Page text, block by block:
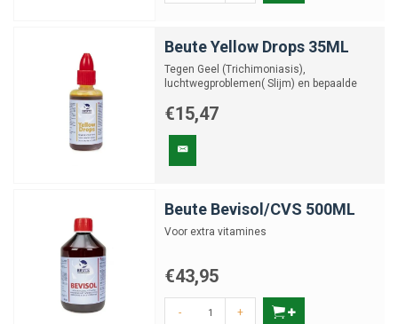
Beute Yellow Drops 35ML
Tegen Geel (Trichimoniasis),
luchtwegproblemen( Slijm) en bepaalde
€15,47
Beute Bevisol/CVS 500ML
Voor extra vitamines
€43,95
- +